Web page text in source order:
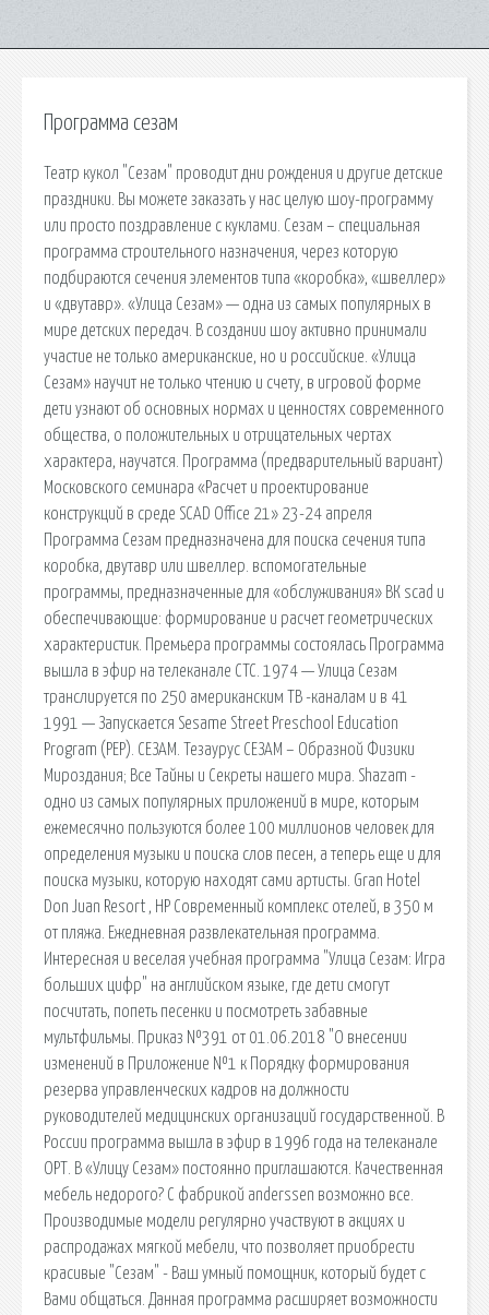
Программа сезам
Театр кукол "Сезам" проводит дни рождения и другие детские
праздники. Вы можете заказать у нас целую шоу-программу
или просто поздравление с куклами. Сезам – специальная
программа строительного назначения, через которую
подбираются сечения элементов типа «коробка», «швеллер»
и «двутавр». «Улица Сезам» — одна из самых популярных в
мире детских передач. В создании шоу активно принимали
участие не только американские, но и российские. «Улица
Сезам» научит не только чтению и счету, в игровой форме
дети узнают об основных нормах и ценностях современного
общества, о положительных и отрицательных чертах
характера, научатся. Программа (предварительный вариант)
Московского семинара «Расчет и проектирование
конструкций в среде SCAD Office 21» 23-24 апреля
Программа Сезам предназначена для поиска сечения типа
коробка, двутавр или швеллер. вспомогательные
программы, предназначенные для «обслуживания» ВК scad и
обеспечивающие: формирование и расчет геометрических
характеристик. Премьера программы состоялась Программа
вышла в эфир на телеканале СТС. 1974 — Улица Сезам
транслируется по 250 американским ТВ -каналам и в 41
1991 — Запускается Sesame Street Preschool Education
Program (PEP). СЕЗАМ. Тезаурус СЕЗАМ – Образной Физики
Мироздания; Все Тайны и Секреты нашего мира. Shazam -
одно из самых популярных приложений в мире, которым
ежемесячно пользуются более 100 миллионов человек для
определения музыки и поиска слов песен, а теперь еще и для
поиска музыки, которую находят сами артисты. Gran Hotel
Don Juan Resort , HP Современный комплекс отелей, в 350 м
от пляжа. Ежедневная развлекательная программа.
Интересная и веселая учебная программа "Улица Сезам: Игра
больших цифр" на английском языке, где дети смогут
посчитать, попеть песенки и посмотреть забавные
мультфильмы. Приказ №391 от 01.06.2018 "О внесении
изменений в Приложение №1 к Порядку формирования
резерва управленческих кадров на должности
руководителей медицинских организаций государственной. В
России программа вышла в эфир в 1996 года на телеканале
ОРТ. В «Улицу Сезам» постоянно приглашаются. Качественная
мебель недорого? С фабрикой anderssen возможно все.
Производимые модели регулярно участвуют в акциях и
распродажах мягкой мебели, что позволяет приобрести
красивые "Сезам" - Ваш умный помощник, который будет с
Вами общаться. Данная программа расширяет возможности